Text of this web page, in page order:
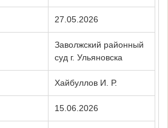
27.05.2026
Заволжский районный
суд г. Ульяновска
Хайбуллов И. Р.
15.06.2026